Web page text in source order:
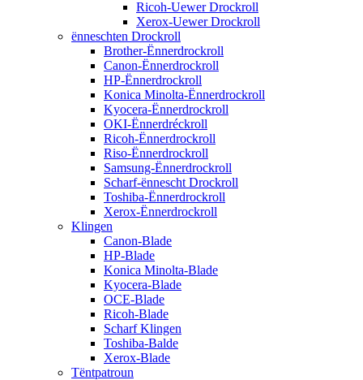
Ricoh-Uewer Drockroll
Xerox-Uewer Drockroll
ënneschten Drockroll
Brother-Ënnerdrockroll
Canon-Ënnerdrockroll
HP-Ënnerdrockroll
Konica Minolta-Ënnerdrockroll
Kyocera-Ënnerdrockroll
OKI-Ënnerdréckroll
Ricoh-Ënnerdrockroll
Riso-Ënnerdrockroll
Samsung-Ënnerdrockroll
Scharf-ënnescht Drockroll
Toshiba-Ënnerdrockroll
Xerox-Ënnerdrockroll
Klingen
Canon-Blade
HP-Blade
Konica Minolta-Blade
Kyocera-Blade
OCE-Blade
Ricoh-Blade
Scharf Klingen
Toshiba-Balde
Xerox-Blade
Tëntpatroun